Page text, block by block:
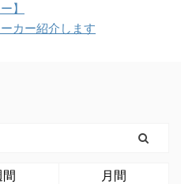
】
カー紹介します
間 月間